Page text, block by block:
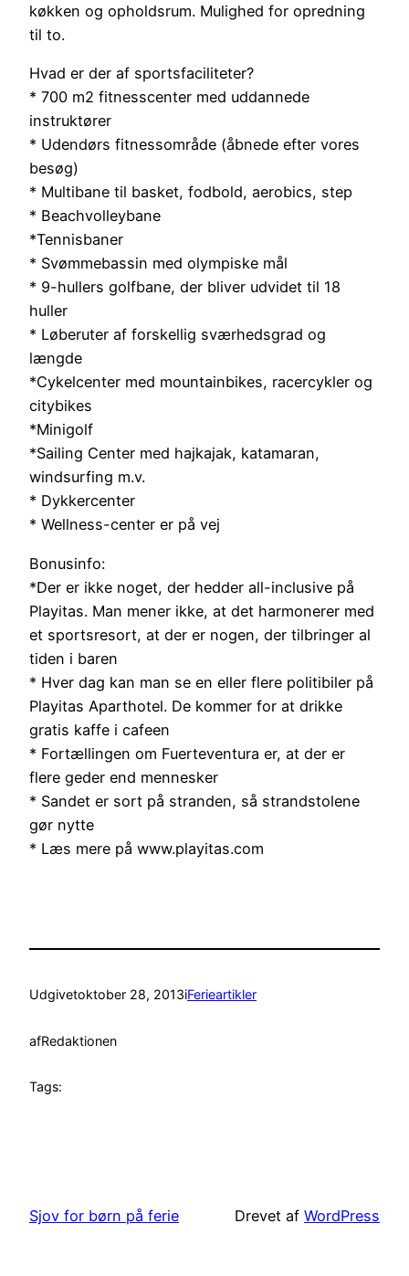
køkken og opholdsrum. Mulighed for opredning
til to.
Hvad er der af sportsfaciliteter?
* 700 m2 fitnesscenter med uddannede
instruktører
* Udendørs fitnessområde (åbnede efter vores
besøg)
* Multibane til basket, fodbold, aerobics, step
* Beachvolleybane
*Tennisbaner
* Svømmebassin med olympiske mål
* 9-hullers golfbane, der bliver udvidet til 18
huller
* Løberuter af forskellig sværhedsgrad og
længde
*Cykelcenter med mountainbikes, racercykler og
citybikes
*Minigolf
*Sailing Center med hajkajak, katamaran,
windsurfing m.v.
* Dykkercenter
* Wellness-center er på vej
Bonusinfo:
*Der er ikke noget, der hedder all-inclusive på
Playitas. Man mener ikke, at det harmonerer med
et sportsresort, at der er nogen, der tilbringer al
tiden i baren
* Hver dag kan man se en eller flere politibiler på
Playitas Aparthotel. De kommer for at drikke
gratis kaffe i cafeen
* Fortællingen om Fuerteventura er, at der er
flere geder end mennesker
* Sandet er sort på stranden, så strandstolene
gør nytte
* Læs mere på www.playitas.com
Udgivetoktober 28, 2013iFerieartikler
afRedaktionen
Tags:
Sjov for børn på ferie Drevet af WordPress